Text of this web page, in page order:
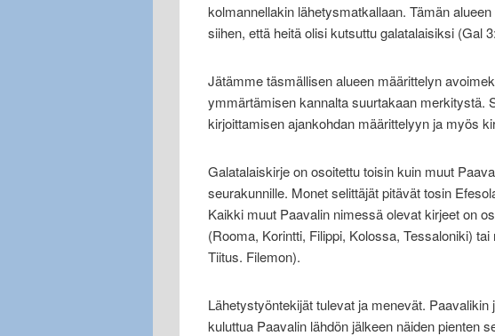
kolmannellakin lähetysmatkallaan. Tämän
siihen, että heitä olisi kutsuttu galatalaisiksi (Gal
Jätämme täsmällisen alueen määrittelyn
ymmärtämisen kannalta suurtakaan merkitystä.
kirjoittamisen ajankohdan määrittelyyn ja myös
Galatalaiskirje on osoitettu toisin kuin muut
seurakunnille. Monet selittäjät pitävät tosin
Kaikki muut Paavalin nimessä olevat kirjeet on
(Rooma, Korintti, Filippi, Kolossa, Tessaloniki)
Tiitus. Filemon).
Lähetystyöntekijät tulevat ja menevät.
kuluttua Paavalin lähdön jälkeen näiden pienten